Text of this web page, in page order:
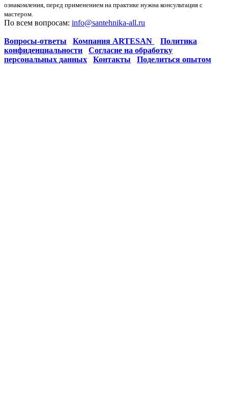
ознакомления, перед применением на практике нужна консультация с
мастером.
По всем вопросам: info@santehnika-all.ru
Вопросы-ответы Компания ARTESAN
Политика
конфиденциальности
Согласие на обработку
персональных данных
Контакты Поделиться опытом